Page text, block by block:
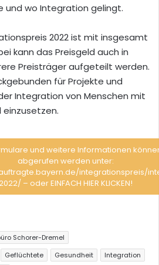
und wo Integration gelingt.
2022 ist mit insgesamt
kann das Preisgeld auch in
Preisträger aufgeteilt werden.
für Projekte und
Integration von Menschen mit
und weitere Informationen
abgerufen werden unter:
integrationspreis/
– oder EINFACH HIER KLICKEN!
Schorer-Dremel
Geflüchtete Gesundheit
Integration